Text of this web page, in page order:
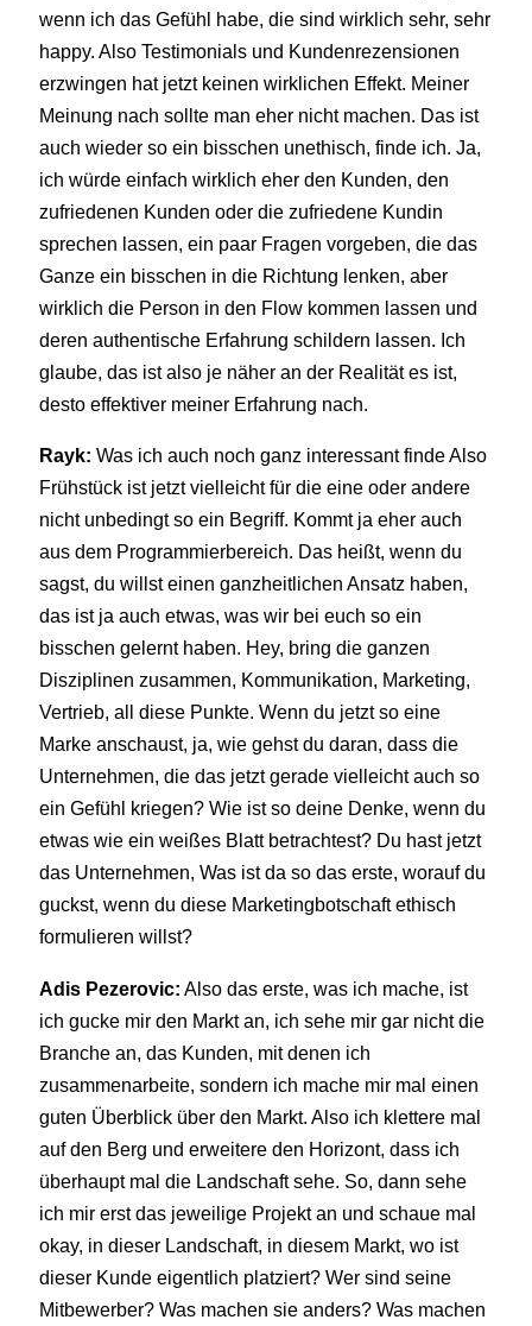
wenn ich das Gefühl habe, die sind wirklich sehr, sehr
happy. Also Testimonials und Kundenrezensionen
erzwingen hat jetzt keinen wirklichen Effekt. Meiner
Meinung nach sollte man eher nicht machen. Das ist
auch wieder so ein bisschen unethisch, finde ich. Ja,
ich würde einfach wirklich eher den Kunden, den
zufriedenen Kunden oder die zufriedene Kundin
sprechen lassen, ein paar Fragen vorgeben, die das
Ganze ein bisschen in die Richtung lenken, aber
wirklich die Person in den Flow kommen lassen und
deren authentische Erfahrung schildern lassen. Ich
glaube, das ist also je näher an der Realität es ist,
desto effektiver meiner Erfahrung nach.
Rayk: Was ich auch noch ganz interessant finde Also
Frühstück ist jetzt vielleicht für die eine oder andere
nicht unbedingt so ein Begriff. Kommt ja eher auch
aus dem Programmierbereich. Das heißt, wenn du
sagst, du willst einen ganzheitlichen Ansatz haben,
das ist ja auch etwas, was wir bei euch so ein
bisschen gelernt haben. Hey, bring die ganzen
Disziplinen zusammen, Kommunikation, Marketing,
Vertrieb, all diese Punkte. Wenn du jetzt so eine
Marke anschaust, ja, wie gehst du daran, dass die
Unternehmen, die das jetzt gerade vielleicht auch so
ein Gefühl kriegen? Wie ist so deine Denke, wenn du
etwas wie ein weißes Blatt betrachtest? Du hast jetzt
das Unternehmen, Was ist da so das erste, worauf du
guckst, wenn du diese Marketingbotschaft ethisch
formulieren willst?
Adis Pezerovic: Also das erste, was ich mache, ist
ich gucke mir den Markt an, ich sehe mir gar nicht die
Branche an, das Kunden, mit denen ich
zusammenarbeite, sondern ich mache mir mal einen
guten Überblick über den Markt. Also ich klettere mal
auf den Berg und erweitere den Horizont, dass ich
überhaupt mal die Landschaft sehe. So, dann sehe
ich mir erst das jeweilige Projekt an und schaue mal
okay, in dieser Landschaft, in diesem Markt, wo ist
dieser Kunde eigentlich platziert? Wer sind seine
Mitbewerber? Was machen sie anders? Was machen